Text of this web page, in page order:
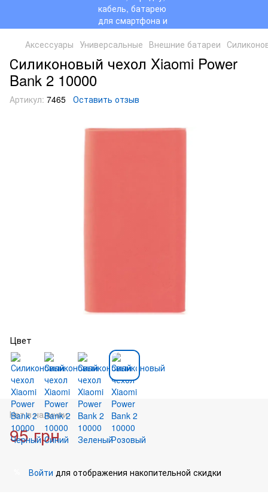
Аксессуары Универсальные Внешние батареи
Силиконовый чехол Xiaomi Power
Bank 2 10000
Артикул: 7465 Оставить отзыв
Цвет
Нет в наличии
95 грн
Войти для отображения накопительной скидки